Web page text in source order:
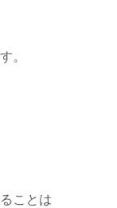
。
ことは